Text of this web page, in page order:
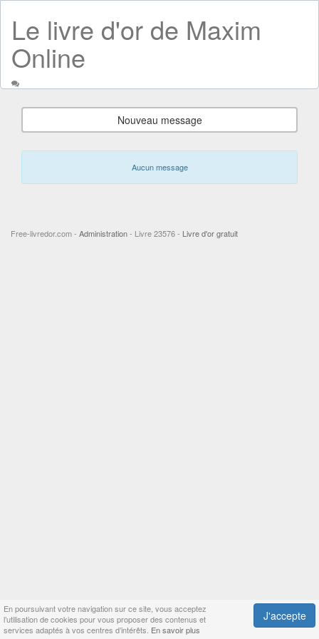
En poursuivant votre navigation sur ce site, vous acceptez
l’utilisation de cookies pour vous proposer des contenus et
services adaptés à vos centres d’intérêts. En savoir plus
J'accepte
Le livre d'or de Maxim
Online
Nouveau message
Aucun message
Free-livredor.com - Administration- Livre 23576 - Livre d'or gratuit